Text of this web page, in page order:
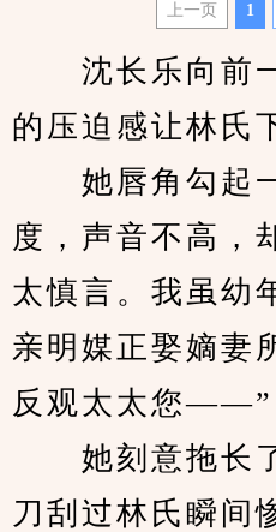
上一页 1
沈长乐向前一
的压迫感让林氏
她唇角勾起一
度，声音不高，
太慎言。我虽幼
亲明媒正娶嫡妻
反观太太您——”
她刻意拖长了
刀刮过林氏瞬间